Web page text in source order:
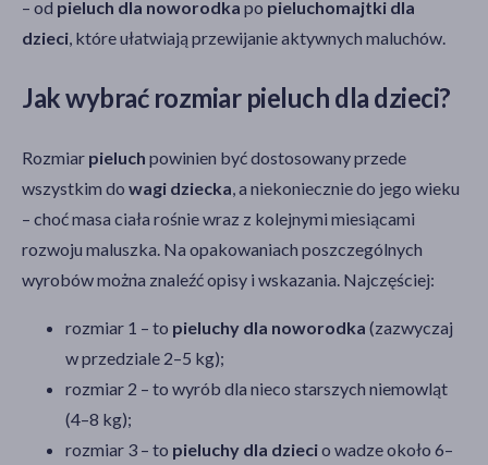
– od pieluch dla noworodka po pieluchomajtki dla
dzieci, które ułatwiają przewijanie aktywnych maluchów.
Jak wybrać rozmiar pieluch dla dzieci?
Rozmiar pieluch powinien być dostosowany przede
wszystkim do wagi dziecka, a niekoniecznie do jego wieku
– choć masa ciała rośnie wraz z kolejnymi miesiącami
rozwoju maluszka. Na opakowaniach poszczególnych
wyrobów można znaleźć opisy i wskazania. Najczęściej:
rozmiar 1 – to pieluchy dla noworodka (zazwyczaj
w przedziale 2–5 kg);
rozmiar 2 – to wyrób dla nieco starszych niemowląt
(4–8 kg);
rozmiar 3 – to pieluchy dla dziecio wadze około 6–